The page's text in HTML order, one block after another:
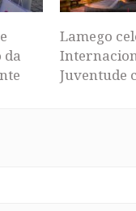
Lamego
Juventude